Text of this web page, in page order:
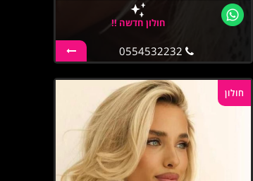
חולון חדשה !!
0554532232
חולון